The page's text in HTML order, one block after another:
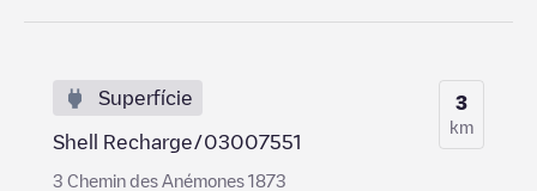
Superfície
Shell Recharge/03007551
3 Chemin des Anémones 1873
3
km